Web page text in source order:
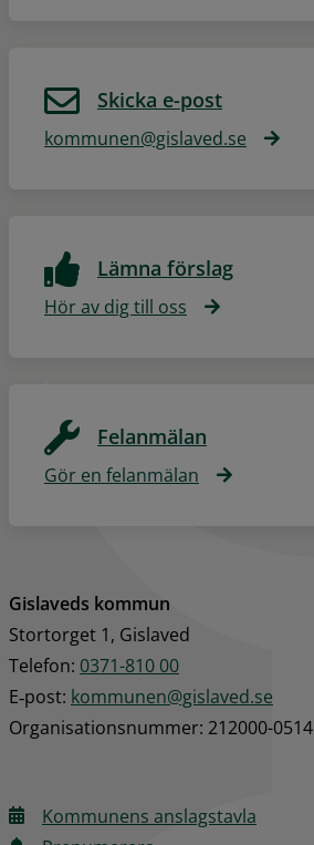
Skicka e-post
kommunen@gislaved.se
Lämna förslag
Hör av dig till oss
Felanmälan
Gör en felanmälan
Gislaveds kommun
Stortorget 1, Gislaved
Telefon: 0371-810 00
E‑post: kommunen@gislaved.se
Organisationsnummer: 212000-0514
Kommunens anslagstavla